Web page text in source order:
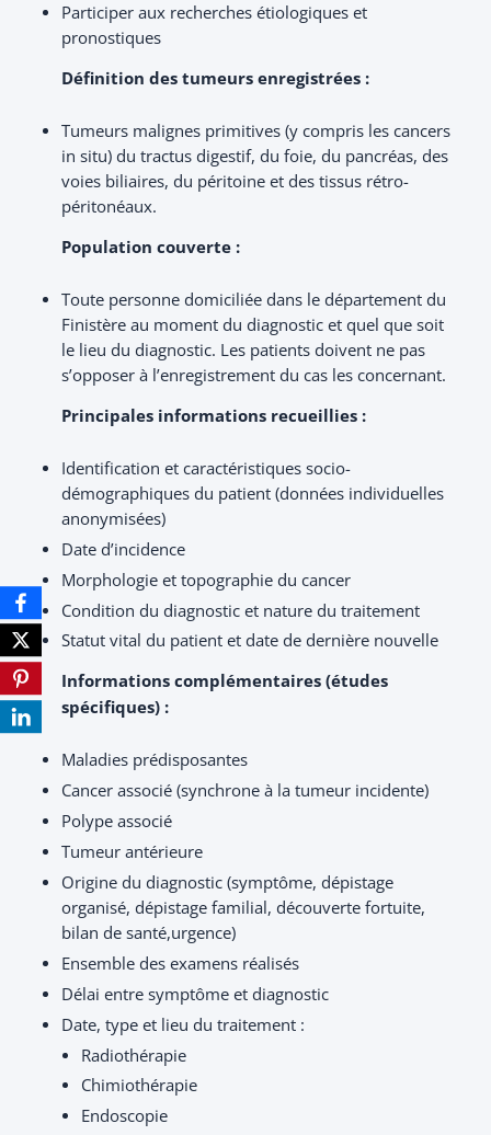
Participer aux recherches étiologiques et
pronostiques
Définition des tumeurs enregistrées :
Tumeurs malignes primitives (y compris les cancers
in situ) du tractus digestif, du foie, du pancréas, des
voies biliaires, du péritoine et des tissus rétro-
péritonéaux.
Population couverte :
Toute personne domiciliée dans le département du
Finistère au moment du diagnostic et quel que soit
le lieu du diagnostic. Les patients doivent ne pas
s’opposer à l’enregistrement du cas les concernant.
Principales informations recueillies :
Identification et caractéristiques socio-
démographiques du patient (données individuelles
anonymisées)
Date d’incidence
Morphologie et topographie du cancer
Condition du diagnostic et nature du traitement
Statut vital du patient et date de dernière nouvelle
Informations complémentaires (études
spécifiques) :
Maladies prédisposantes
Cancer associé (synchrone à la tumeur incidente)
Polype associé
Tumeur antérieure
Origine du diagnostic (symptôme, dépistage
organisé, dépistage familial, découverte fortuite,
bilan de santé,urgence)
Ensemble des examens réalisés
Délai entre symptôme et diagnostic
Date, type et lieu du traitement :
Radiothérapie
Chimiothérapie
Endoscopie